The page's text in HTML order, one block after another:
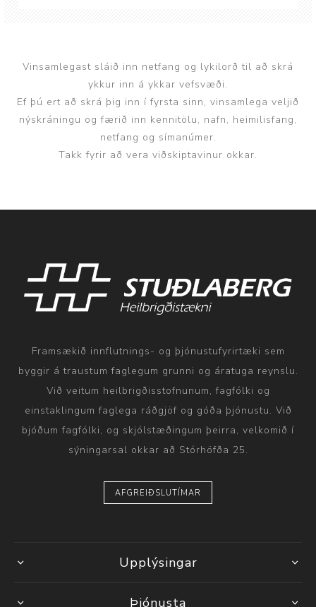
Vinsamlegast sláið inn netfang og lykilorð til að skrá
ykkur inn á ykkar vefsvæði.
Ef þú ert að skrá þig inn í fyrsta sinn, vinsamlega veljið
nýskráningu og færið inn kennitölu, nafn, heimilisfang,
netfang og símanúmer.
Takk fyrir að vera viðskiptavinur okkar.
Framsækið innflutnings- og þjónustufyrirtæki sem
byggir á traustum faglegum grunni og áratuga reynslu.
Við veitum heilbrigðisstofnunum, fagfólki og
einstaklingum faglega ráðgjöf og góða þjónustu. Við
bjóðum fagfólki, og skjólstæðingum þeirra, velkomið í
sýningarsal okkar að Stórhöfða 25.
AFGREIÐSLUTÍMAR
Upplýsingar
Þjónusta